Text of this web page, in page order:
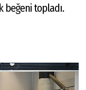
beğeni topladı.